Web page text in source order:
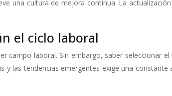
una cultura de mejora continua. La
el ciclo laboral
campo laboral. Sin embargo, saber seleccionar
las tendencias emergentes exige una